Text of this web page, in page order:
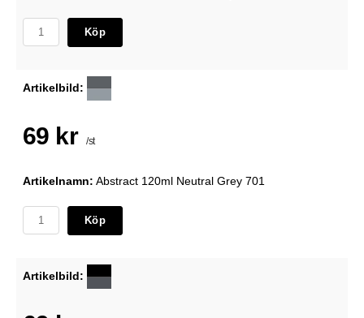
Köp
Artikelbild:
69 kr /st
Artikelnamn: Abstract 120ml Neutral Grey 701
Köp
Artikelbild: